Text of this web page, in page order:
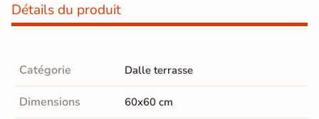
Détails du produit
Catégorie Dalle terrasse
Dimensions 60x60 cm